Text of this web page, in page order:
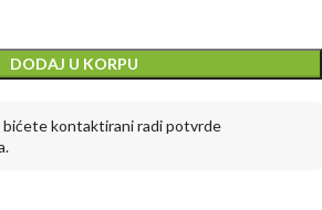
DODAJ U KORPU
bićete kontaktirani radi potvrde